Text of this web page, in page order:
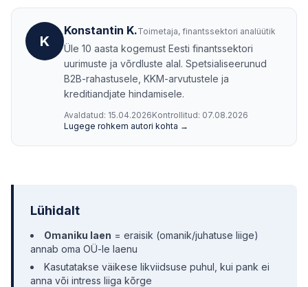
K
Konstantin K.Toimetaja, finantssektori analüütik
Üle 10 aasta kogemust Eesti finantssektori
uurimuste ja võrdluste alal. Spetsialiseerunud
B2B-rahastusele, KKM-arvutustele ja
kreditiandjate hindamisele.
Avaldatud: 15.04.2026Kontrollitud: 07.08.2026
Lugege rohkem autori kohta →
Lühidalt
Omaniku laen = eraisik (omanik/juhatuse liige)
annab oma OÜ-le laenu
Kasutatakse väikese likviidsuse puhul, kui pank ei
anna või intress liiga kõrge